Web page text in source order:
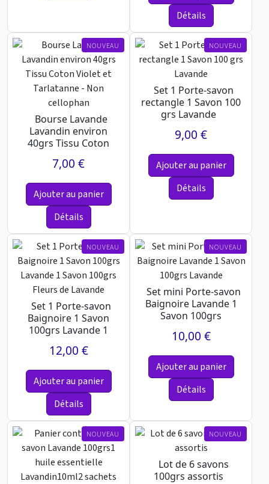
Détails
NOUVEAU
Bourse Lavande
Lavandin environ
40grs Tissu Coton
Non ...
7,00 €
Ajouter au panier
Détails
NOUVEAU
Set 1 Porte-savon
rectangle 1 Savon 100
grs Lavande
9,00 €
Ajouter au panier
Détails
NOUVEAU
Set 1 Porte-savon
Baignoire 1 Savon
100grs Lavande 1
de L...
12,00 €
Ajouter au panier
Détails
NOUVEAU
Set mini Porte-savon
Baignoire Lavande 1
Savon 100grs
10,00 €
Ajouter au panier
Détails
NOUVEAU NOUVEAU
Lot de 6 savons
100grs assortis